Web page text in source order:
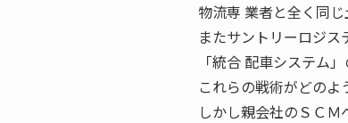
物流専 業者と全く同
またサントリーロジ
「統合 配車システム
これらの戦術がどのよ
しかし親会社のＳＣ